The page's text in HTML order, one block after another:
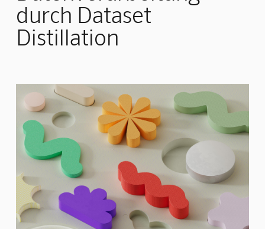
durch Dataset
Distillation